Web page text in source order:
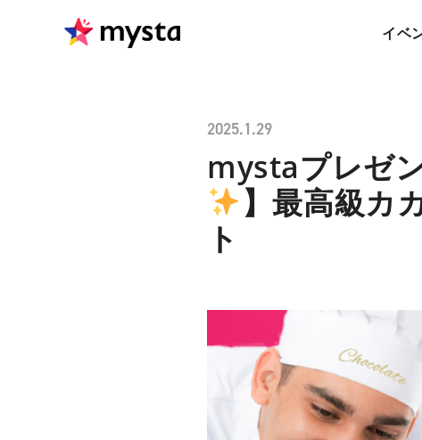
イベ
2025.1.29
mystaプレゼ
】最高級カ
ト